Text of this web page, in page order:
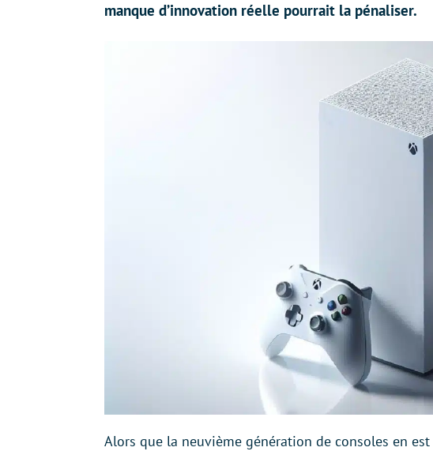
manque d’innovation réelle pourrait la pénaliser.
Alors que la neuvième génération de consoles en est